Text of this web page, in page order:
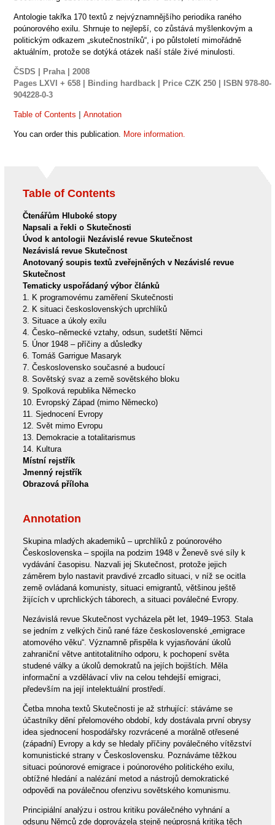
Antologie takřka 170 textů z nejvýznamnějšího periodika raného
poúnorového exilu. Shrnuje to nejlepší, co zůstává myšlenkovým a
politickým odkazem „skutečnostníků“, i po půlstoletí mimořádně
aktuálním, protože se dotýká otázek naší stále živé minulosti.
ČSDS | Praha | 2008
Pages LXVI + 658 | Binding hardback | Price CZK 250 | ISBN 978-80-
904228-0-3
Table of Contents Annotation
You can order this publication. More information.
Table of Contents
Čtenářům Hluboké stopy
Napsali a řekli o Skutečnosti
Úvod k antologii Nezávislé revue Skutečnost
Nezávislá revue Skutečnost
Anotovaný soupis textů zveřejněných v Nezávislé revue
Skutečnost
Tematicky uspořádaný výbor článků
1. K programovému zaměření Skutečnosti
2. K situaci československých uprchlíků
3. Situace a úkoly exilu
4. Česko–německé vztahy, odsun, sudetští Němci
5. Únor 1948 – příčiny a důsledky
6. Tomáš Garrigue Masaryk
7. Československo současné a budoucí
8. Sovětský svaz a země sovětského bloku
9. Spolková republika Německo
10. Evropský Západ (mimo Německo)
11. Sjednocení Evropy
12. Svět mimo Evropu
13. Demokracie a totalitarismus
14. Kultura
Místní rejstřík
Jmenný rejstřík
Obrazová příloha
Annotation
Skupina mladých akademiků – uprchlíků z poúnorového
Československa – spojila na podzim 1948 v Ženevě své síly k
vydávání časopisu. Nazvali jej Skutečnost, protože jejich
záměrem bylo nastavit pravdivé zrcadlo situaci, v níž se ocitla
země ovládaná komunisty, situaci emigrantů, většinou ještě
žijících v uprchlických táborech, a situaci poválečné Evropy.
Nezávislá revue Skutečnost vycházela pět let, 1949–1953. Stala
se jedním z velkých činů rané fáze československé „emigrace
atomového věku“. Významně přispěla k vyjasňování úkolů
zahraniční větve antitotalitního odporu, k pochopení světa
studené války a úkolů demokratů na jejích bojištích. Měla
informační a vzdělávací vliv na celou tehdejší emigraci,
především na její intelektuální prostředí.
Četba mnoha textů Skutečnosti je až strhující: stáváme se
účastníky dění přelomového období, kdy dostávala první obrysy
idea sjednocení hospodářsky rozvrácené a morálně otřesené
(západní) Evropy a kdy se hledaly příčiny poválečného vítězství
komunistické strany v Československu. Poznáváme těžkou
situaci poúnorové emigrace i poúnorového politického exilu,
obtížné hledání a nalézání metod a nástrojů demokratické
odpovědi na poválečnou ofenzivu sovětského komunismu.
Principiální analýzu i ostrou kritiku poválečného vyhnání a
odsunu Němců zde doprovázela stejně neúprosná kritika těch